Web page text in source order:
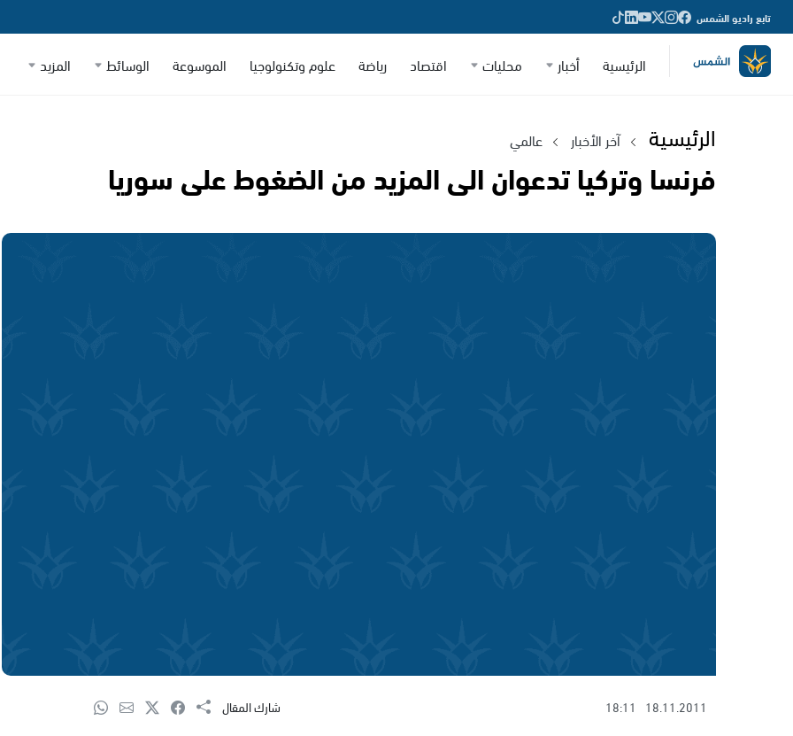
تابع راديو الشمس
الرئيسية أخبار محليات اقتصاد رياضة علوم وتكنولوجيا الموسوعة الوسائط المزيد
الرئيسية آخر الأخبار عالمي
فرنسا وتركيا تدعوان الى المزيد من الضغوط على سوريا
18.11.2011
18:11 شارك المقال